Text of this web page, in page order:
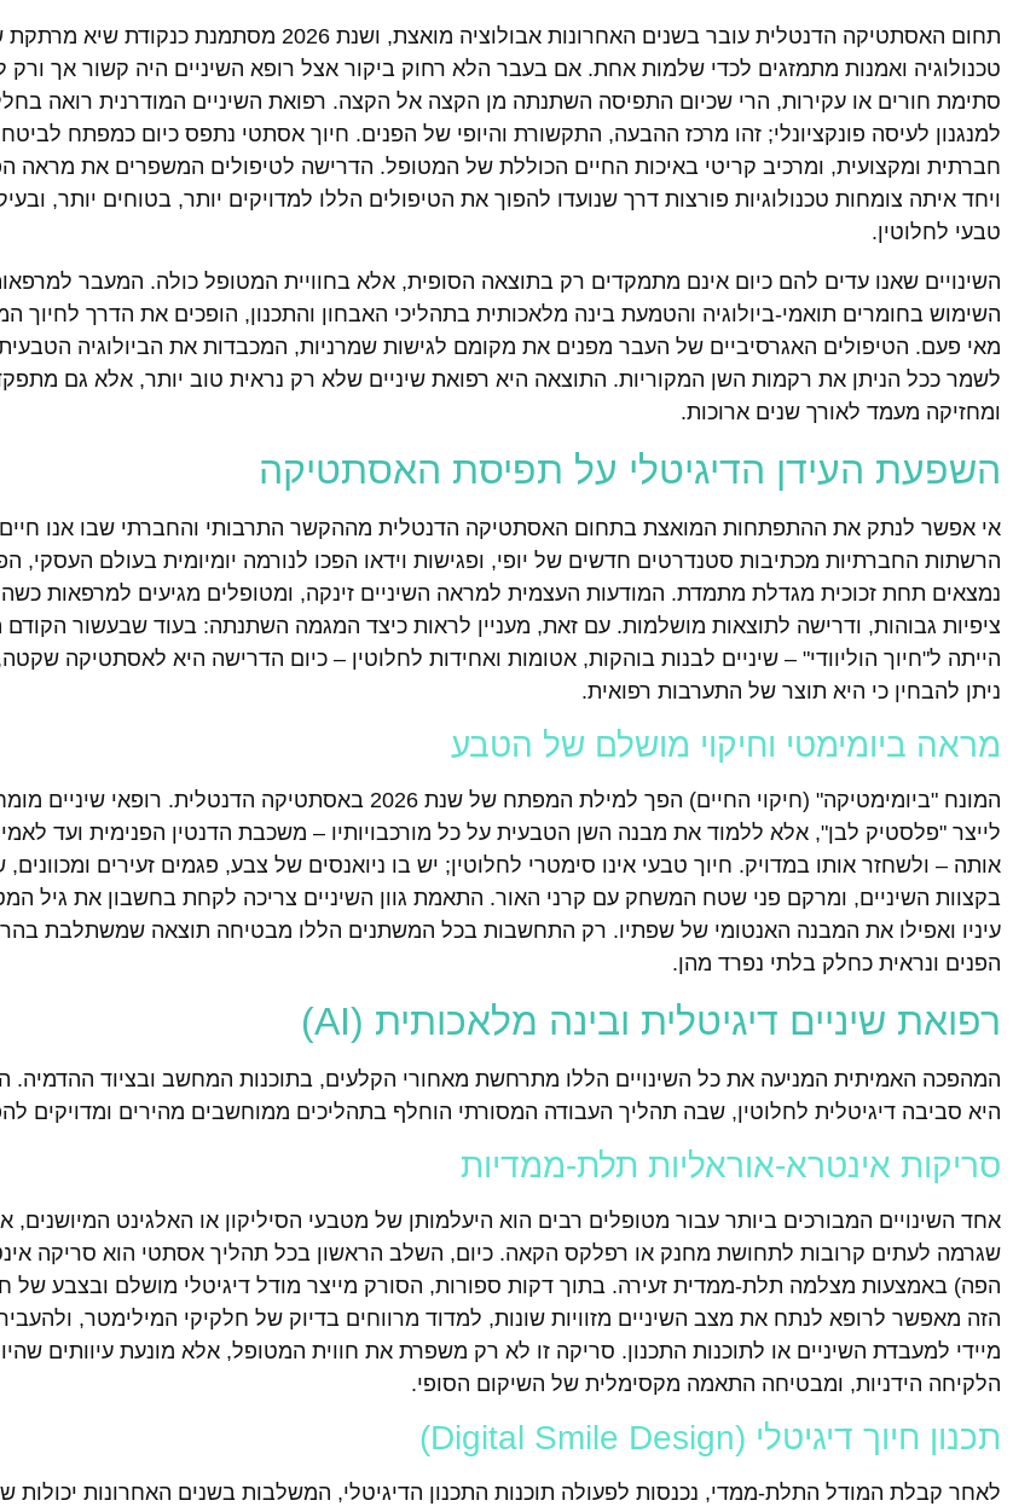
תחום האסתטיקה הדנטלית עובר בשנים האחרונות אבולוציה מואצת, ושנת
טכנולוגיה ואמנות מתמזגים לכדי שלמות אחת. אם בעבר הלא רחוק ביקור אצל רופא השיניים היה קשור אך ורק
סתימת חורים או עקירות, הרי שכיום התפיסה השתנתה מן הקצה אל הקצה. רפואת השיניים המודרנית רואה
למנגנון לעיסה פונקציונלי; זהו מרכז ההבעה, התקשורת והיופי של הפנים. חיוך אסתטי נתפס כיום כמפתח
חברתית ומקצועית, ומרכיב קריטי באיכות החיים הכוללת של המטופל. הדרישה לטיפולים המשפרים את מראה
ויחד איתה צומחות טכנולוגיות פורצות דרך שנועדו להפוך את הטיפולים הללו למדויקים יותר, בטוחים יותר,
טבעי לחלוטין.
השינויים שאנו עדים להם כיום אינם מתמקדים רק בתוצאה הסופית, אלא בחוויית המטופל כולה. המעבר
השימוש בחומרים תואמי-ביולוגיה והטמעת בינה מלאכותית בתהליכי האבחון והתכנון, הופכים את הדרך לחיוך
מאי פעם. הטיפולים האגרסיביים של העבר מפנים את מקומם לגישות שמרניות, המכבדות את הביולוגיה
לשמר ככל הניתן את רקמות השן המקוריות. התוצאה היא רפואת שיניים שלא רק נראית טוב יותר, אלא גם
ומחזיקה מעמד לאורך שנים ארוכות.
השפעת העידן הדיגיטלי על תפיסת האסתטיקה
אי אפשר לנתק את ההתפתחות המואצת בתחום האסתטיקה הדנטלית מההקשר התרבותי והחברתי שבו אנו
הרשתות החברתיות מכתיבות סטנדרטים חדשים של יופי, ופגישות וידאו הפכו לנורמה יומיומית בעולם העסקי,
נמצאים תחת זכוכית מגדלת מתמדת. המודעות העצמית למראה השיניים זינקה, ומטופלים מגיעים למרפאות
ציפיות גבוהות, ודרישה לתוצאות מושלמות. עם זאת, מעניין לראות כיצד המגמה השתנתה: בעוד שבעשור
הייתה ל"חיוך הוליוודי" – שיניים לבנות בוהקות, אטומות ואחידות לחלוטין – כיום הדרישה היא לאסתטיקה
ניתן להבחין כי היא תוצר של התערבות רפואית.
מראה ביומימטי וחיקוי מושלם של הטבע
המונח "ביומימטיקה" (חיקוי החיים) הפך למילת המפתח של שנת 2026 באסתטיקה
לייצר "פלסטיק לבן", אלא ללמוד את מבנה השן הטבעית על כל מורכבויותיו – משכבת הדנטין הפנימית ועד
אותה – ולשחזר אותו במדויק. חיוך טבעי אינו סימטרי לחלוטין; יש בו ניואנסים של צבע, פגמים זעירים
בקצוות השיניים, ומרקם פני שטח המשחק עם קרני האור. התאמת גוון השיניים צריכה לקחת בחשבון את גיל
עיניו ואפילו את המבנה האנטומי של שפתיו. רק התחשבות בכל המשתנים הללו מבטיחה תוצאה שמשתלבת
הפנים ונראית כחלק בלתי נפרד מהן.
רפואת שיניים דיגיטלית ובינה מלאכותית (AI)
היא סביבה דיגיטלית לחלוטין, שבה תהליך העבודה המסורתי הוחלף בתהליכים ממוחשבים מהירים ומדויקים
סריקות אינטרא-אוראליות תלת-ממדיות
אחד השינויים המבורכים ביותר עבור מטופלים רבים הוא היעלמותן של מטבעי הסיליקון או האלגינט המיושנים,
שגרמה לעתים קרובות לתחושת מחנק או רפלקס הקאה. כיום, השלב הראשון בכל תהליך אסתטי הוא סריקה
הפה) באמצעות מצלמה תלת-ממדית זעירה. בתוך דקות ספורות, הסורק מייצר מודל דיגיטלי מושלם ובצבע של
הזה מאפשר לרופא לנתח את מצב השיניים מזוויות שונות, למדוד מרווחים בדיוק של חלקיקי המילימטר,
מיידי למעבדת השיניים או לתוכנות התכנון. סריקה זו לא רק משפרת את חווית המטופל, אלא מונעת עיוותים שהיו
הלקיחה הידניות, ומבטיחה התאמה מקסימלית של השיקום הסופי.
תכנון חיוך דיגיטלי (Digital Smile Design)
לאחר קבלת המודל התלת-ממדי, נכנסות לפעולה תוכנות התכנון הדיגיטלי, המשלבות בשנים האחרונות יכולות